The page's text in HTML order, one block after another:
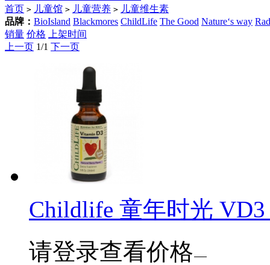
首页 > 儿童馆 > 儿童营养 > 儿童维生素
品牌： BioIsland Blackmores ChildLife The Good Nature‘s way
销量 价格
上架时间
上一页 1/1 下一页
Childlife 童年时光 VD3
请登录查看价格